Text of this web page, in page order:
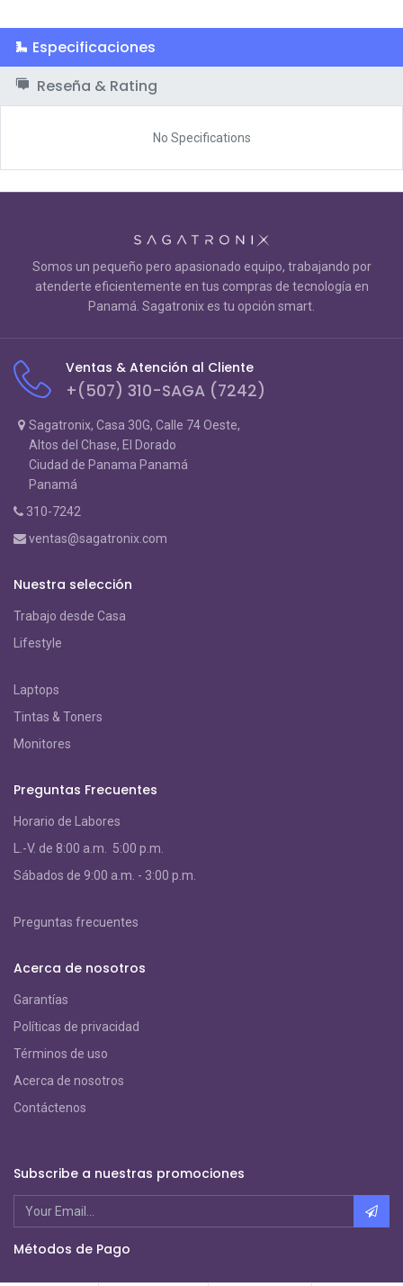
Especificaciones
Reseña & Rating
No Specifications
Somos un pequeño pero apasionado equipo, trabajando por
atenderte eficientemente en tus compras de tecnología en
Panamá. Sagatronix es tu opción smart.
Ventas & Atención al Cliente
+(507) 310-SAGA (7242)
Sagatronix, Casa 30G, Calle 74 Oeste,
Altos del Chase, El Dorado
Ciudad de Panama Panamá
Panamá
310-7242
ventas@sagatronix.com
Nuestra selección
Trabajo desde Casa
Lifestyle
Laptops
Tintas & Toners
Monitores
Preguntas Frecuentes
Horario de Labores
L.-V. de 8:00 a.m. 5:00 p.m.
Sábados de 9:00 a.m. - 3:00 p.m.
Preguntas frecuentes
Acerca de nosotros
Garantías
Políticas de privacidad
Términos de uso
Acerca de nosotros
Contáctenos
Subscribe a nuestras promociones
Métodos de Pago